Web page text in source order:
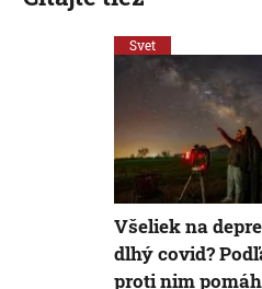
Svet
Všeliek na
dlhý covid?
proti nim